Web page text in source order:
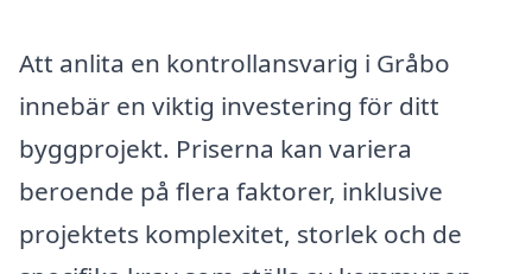
Att anlita en kontrollansvarig i Gråbo
innebär en viktig investering för ditt
byggprojekt. Priserna kan variera
beroende på flera faktorer, inklusive
projektets komplexitet, storlek och de